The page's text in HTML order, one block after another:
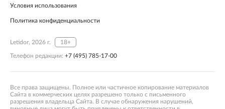
Условия использования
Политика конфиденциальности
Letidor, 2026 г. 18+
Телефон редакции: +7 (495) 785-17-00
Все права защищены. Полное или частичное копирование материалов
Сайта в коммерческих целях разрешено только с письменного
разрешения владельца Сайта. В случае обнаружения нарушений,